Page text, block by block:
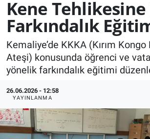
Kene Tehlikesine
Farkındalık
Kemaliye’de KKKA (Kırım Kongo
Ateşi) konusunda öğrenci ve
yönelik farkındalık eğitimi
26.06.2026 - 12:58
YAYINLANMA
Bilim, teknoloji
GENEL
KÜLTÜR-SANAT
Yerel Haber
Politika